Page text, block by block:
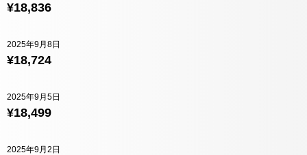
¥18,836
¥18,724
2025年9月8日
¥18,499
2025年9月5日
2025年9月2日